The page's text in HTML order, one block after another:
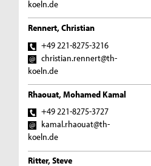
koeln.de
Rennert, Christian
+49 221-8275-3216
christian.rennert@th-
koeln.de
Rhaouat, Mohamed Kamal
+49 221-8275-3727
kamal.rhaouat@th-
koeln.de
Ritter, Steve